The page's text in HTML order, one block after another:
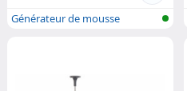
Générateur de mousse